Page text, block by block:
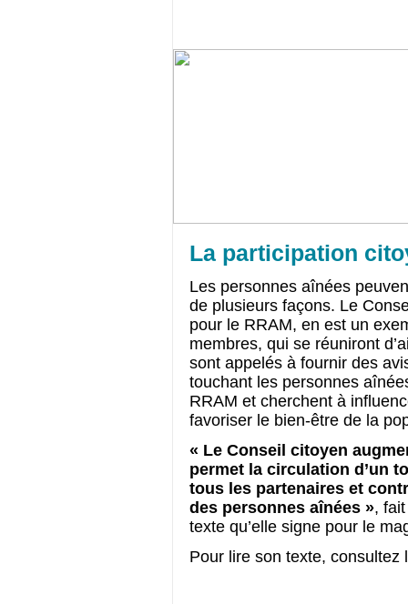
La participation
Les personnes aînées
de plusieurs façons. Le
pour le RRAM, en est un
membres, qui se réuniront
sont appelés à fournir des
touchant les personnes
RRAM et cherchent à
favoriser le bien-être de la
« Le Conseil citoyen
permet la circulation d’un
tous les partenaires et
des personnes aînées »,
texte qu’elle signe pour le
Pour lire son texte, consultez